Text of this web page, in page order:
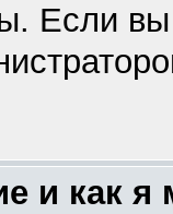
Если
и как я